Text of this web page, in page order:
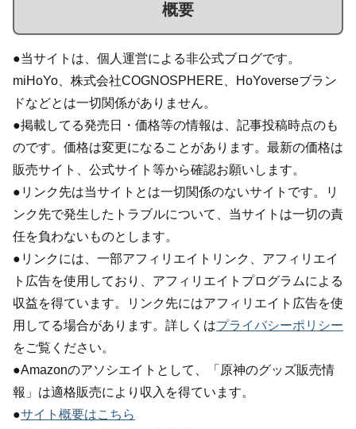
概要
●当サイトは、個人運営による非公式ブログです。
miHoYo、株式会社COGNOSPHERE、HoYoverseブラン
ドなどとは一切関係がありません。
●掲載してる発売日・価格等の情報は、記事投稿時点のも
のです。価格は変更になることがあります。最新の価格は
販売サイト、公式サイト等から確認お願いします。
●リンク先は当サイトとは一切関係のないサイトです。リ
ンク先で発生したトラブルについて、当サイトは一切の責
任を負わないものとします。
●リンクには、一部アフィリエイトリンク、アフィリエイ
ト広告を使用しており、アフィリエイトプログラムによる
収益を得ています。リンク先にはアフィリエイト広告を使
用してる場合があります。詳しくはプライバシーポリシー
をご覧ください。
●Amazonのアソシエイトとして、「原神のグッズ販売情
報」は適格販売により収入を得ています。
●サイト概要はこちら